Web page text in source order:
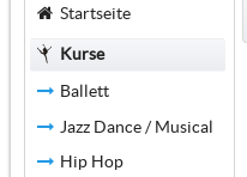
Startseite
Kurse
Ballett
Jazz Dance / Musical
Hip Hop